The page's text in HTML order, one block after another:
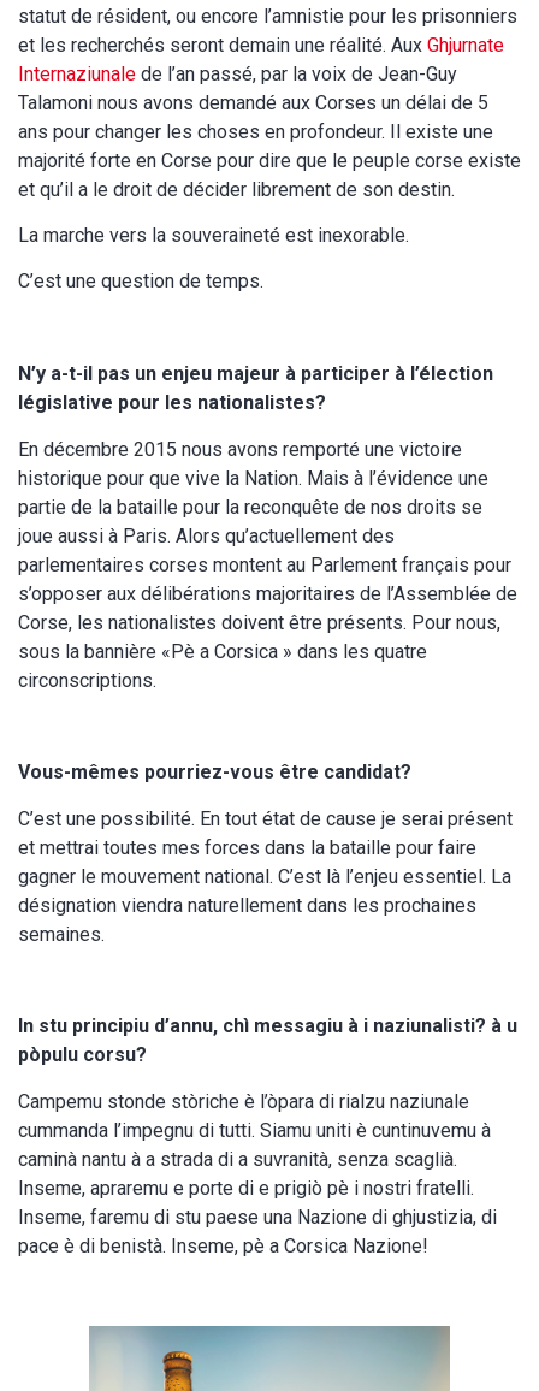
statut de résident, ou encore l’amnistie pour les prisonniers
et les recherchés seront demain une réalité. Aux Ghjurnate
Internaziunale de l’an passé, par la voix de Jean-Guy
Talamoni nous avons demandé aux Corses un délai de 5
ans pour changer les choses en profondeur. Il existe une
majorité forte en Corse pour dire que le peuple corse existe
et qu’il a le droit de décider librement de son destin.
La marche vers la souveraineté est inexorable.
C’est une question de temps.
N’y a-t-il pas un enjeu majeur à participer à l’élection
législative pour les nationalistes?
En décembre 2015 nous avons remporté une victoire
historique pour que vive la Nation. Mais à l’évidence une
partie de la bataille pour la reconquête de nos droits se
joue aussi à Paris. Alors qu’actuellement des
parlementaires corses montent au Parlement français pour
s’opposer aux délibérations majoritaires de l’Assemblée de
Corse, les nationalistes doivent être présents. Pour nous,
sous la bannière «Pè a Corsica » dans les quatre
circonscriptions.
Vous-mêmes pourriez-vous être candidat?
C’est une possibilité. En tout état de cause je serai présent
et mettrai toutes mes forces dans la bataille pour faire
gagner le mouvement national. C’est là l’enjeu essentiel. La
désignation viendra naturellement dans les prochaines
semaines.
In stu principiu d’annu, chì messagiu à i naziunalisti? à u
pòpulu corsu?
Campemu stonde stòriche è l’òpara di rialzu naziunale
cummanda l’impegnu di tutti. Siamu uniti è cuntinuvemu à
caminà nantu à a strada di a suvranità, senza scaglià.
Inseme, apraremu e porte di e prigiò pè i nostri fratelli.
Inseme, faremu di stu paese una Nazione di ghjustizia, di
pace è di benistà. Inseme, pè a Corsica Nazione!